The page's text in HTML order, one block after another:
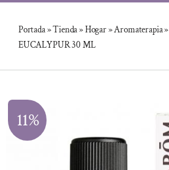
Portada»Tienda»Hogar»Aromaterapia»
EUCALYPUR 30 ML
11%